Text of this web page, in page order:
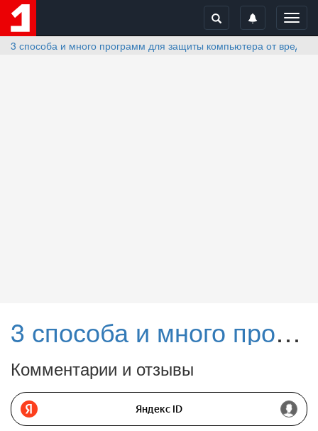
3 способа и много программ для защиты компьютера от
3 способа и много программ для защиты компьютера от вредоносного ПО
Комментарии и отзывы